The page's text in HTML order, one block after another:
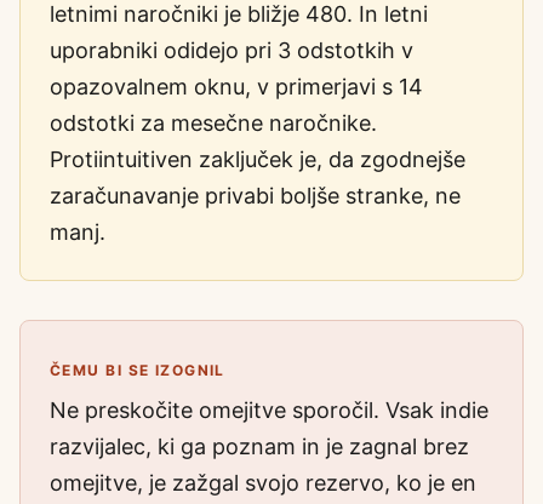
letnimi naročniki je bližje 480. In letni
uporabniki odidejo pri 3 odstotkih v
opazovalnem oknu, v primerjavi s 14
odstotki za mesečne naročnike.
Protiintuitiven zaključek je, da zgodnejše
zaračunavanje privabi boljše stranke, ne
manj.
ČEMU BI SE IZOGNIL
Ne preskočite omejitve sporočil. Vsak indie
razvijalec, ki ga poznam in je zagnal brez
omejitve, je zažgal svojo rezervo, ko je en